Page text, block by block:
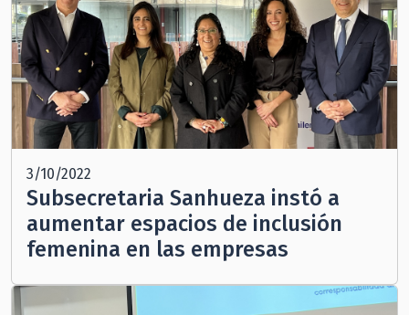
3/10/2022
Subsecretaria Sanhueza instó a
aumentar espacios de inclusión
femenina en las empresas